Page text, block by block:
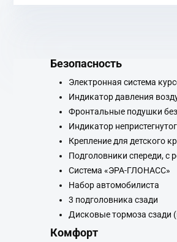
Безопасность
Электронная система
Индикатор давления
Фронтальные подушки
Индикатор
Крепление для детского
Подголовники спереди, с
Система «ЭРА-ГЛОНАСС»
Набор автомобилиста
3 подголовника сзади
Дисковые тормоза сзади
Комфорт